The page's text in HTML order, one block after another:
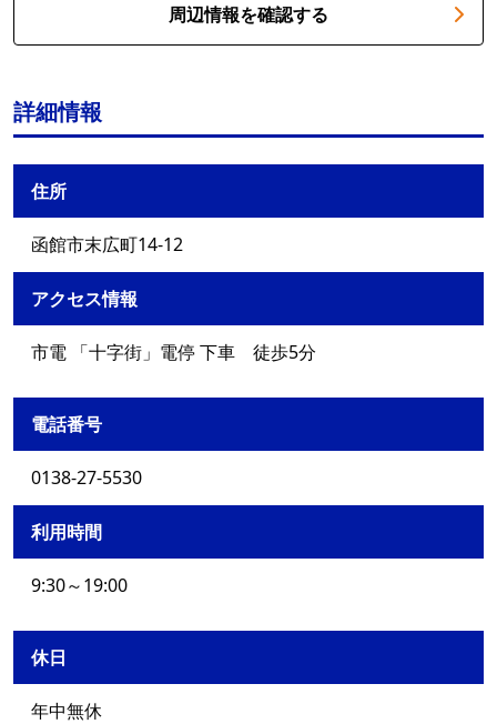
周辺情報を確認する
詳細情報
住所
函館市末広町14-12
アクセス情報
市電 「十字街」電停 下車 徒歩5分
電話番号
0138-27-5530
利用時間
9:30～19:00
休日
年中無休